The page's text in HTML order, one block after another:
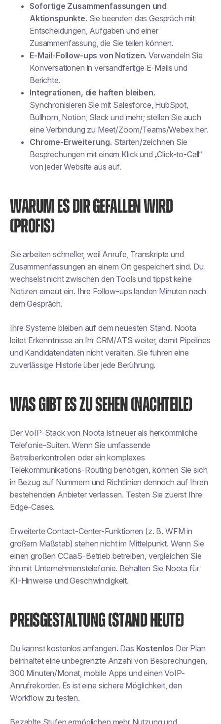
Sofortige Zusammenfassungen und
Aktionspunkte. Sie beenden das Gespräch mit
Entscheidungen, Aufgaben und einer
Zusammenfassung, die Sie teilen können.
E-Mail-Follow-ups von Notizen. Verwandeln Sie
Konversationen in versandfertige E-Mails und
Berichte.
Integrationen, die haften bleiben.
Synchronisieren Sie mit Salesforce, HubSpot,
Bullhorn, Notion, Slack und mehr; stellen Sie auch
eine Verbindung zu Meet/Zoom/Teams/Webex her.
Chrome-Erweiterung. Starten/zeichnen Sie
Besprechungen mit einem Klick und „Click-to-Call“
von jeder Website aus auf.
WARUM ES DIR GEFALLEN WIRD
(PROFIS)
Sie arbeiten schneller, weil Anrufe, Transkripte und
Zusammenfassungen an einem Ort gespeichert sind. Du
wechselst nicht zwischen den Tools und tippst keine
Notizen erneut ein. Ihre Follow-ups landen Minuten nach
dem Gespräch.
Ihre Systeme bleiben auf dem neuesten Stand. Noota
leitet Erkenntnisse an Ihr CRM/ATS weiter, damit Pipelines
und Kandidatendaten nicht veralten. Sie führen eine
zuverlässige Historie über jede Berührung.
WAS GIBT ES ZU SEHEN (NACHTEILE)
Der VoIP-Stack von Noota ist neuer als herkömmliche
Telefonie-Suiten. Wenn Sie umfassende
Betreiberkontrollen oder ein komplexes
Telekommunikations-Routing benötigen, können Sie sich
in Bezug auf Nummern und Richtlinien dennoch auf Ihren
bestehenden Anbieter verlassen. Testen Sie zuerst Ihre
Edge-Cases.
Erweiterte Contact-Center-Funktionen (z. B. WFM in
großem Maßstab) stehen nicht im Mittelpunkt. Wenn Sie
einen großen CCaaS-Betrieb betreiben, vergleichen Sie
ihn mit Unternehmenstelefonie. Behalten Sie Noota für
KI-Hinweise und Geschwindigkeit.
PREISGESTALTUNG (STAND HEUTE)
Du kannst kostenlos anfangen. Das Kostenlos Der Plan
beinhaltet eine unbegrenzte Anzahl von Besprechungen,
300 Minuten/Monat, mobile Apps und einen VoIP-
Anrufrekorder. Es ist eine sichere Möglichkeit, den
Workflow zu testen.
Bezahlte Stufen ermöglichen mehr Nutzung und